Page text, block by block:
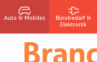
Auto & Mobiles
Bürobedarf &
Elektronik